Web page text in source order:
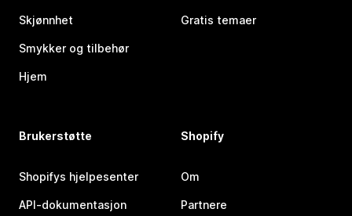
Skjønnhet
Smykker og tilbehør
Hjem
Gratis temaer
Brukerstøtte
Shopifys hjelpesenter
API-dokumentasjon
Shopify
Om
Partnere